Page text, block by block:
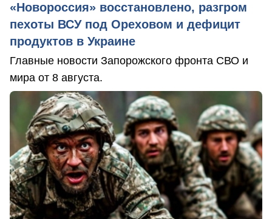
«Новороссия» восстановлено, разгром
пехоты ВСУ под Ореховом и дефицит
продуктов в Украине
Главные новости Запорожского фронта СВО и
мира от 8 августа.